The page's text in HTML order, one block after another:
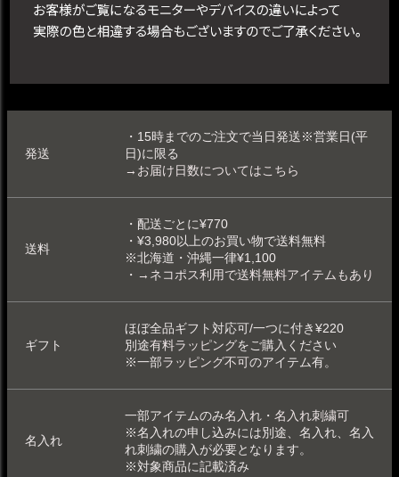
発送
・15時までのご注文で当日発送※営業日(平
日)に限る
→お届け日数についてはこちら
送料
・配送ごとに¥770
・¥3,980以上のお買い物で送料無料
※北海道・沖縄一律¥1,100
・ →ネコポス利用で送料無料アイテムもあり
ギフト
ほぼ全品ギフト対応可/一つに付き¥220
別途有料ラッピングをご購入ください
※一部ラッピング不可のアイテム有。
名入れ
一部アイテムのみ名入れ ・ 名入れ刺繍可
※名入れの申し込みには別途、名入れ、名入
れ刺繍の購入が必要となります。
※対象商品に記載済み